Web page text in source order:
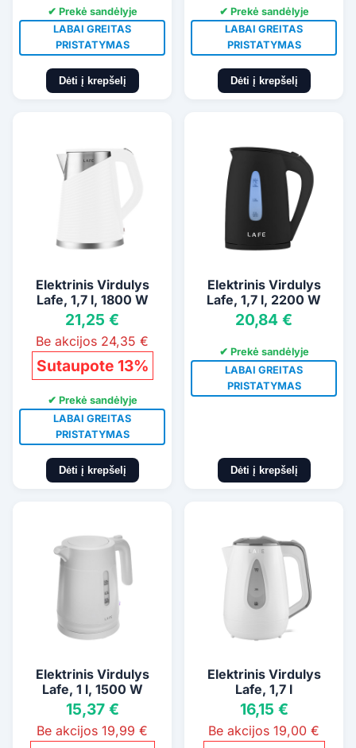
✔ Prekė sandėlyje
LABAI GREITAS
PRISTATYMAS
Dėti į krepšelį
✔ Prekė sandėlyje
LABAI GREITAS
PRISTATYMAS
Dėti į krepšelį
Elektrinis Virdulys
Lafe, 1,7 l, 1800 W
21,25 €
Be akcijos 24,35 €
Sutaupote 13%
✔ Prekė sandėlyje
LABAI GREITAS
PRISTATYMAS
Dėti į krepšelį
Elektrinis Virdulys
Lafe, 1,7 l, 2200 W
20,84 €
✔ Prekė sandėlyje
LABAI GREITAS
PRISTATYMAS
Dėti į krepšelį
Elektrinis Virdulys
Lafe, 1 l, 1500 W
15,37 €
Be akcijos 19,99 €
Elektrinis Virdulys
Lafe, 1,7 l
16,15 €
Be akcijos 19,00 €